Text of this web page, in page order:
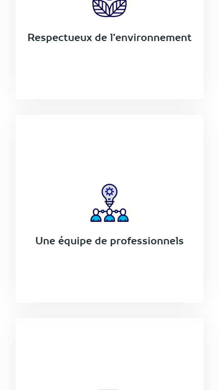
Respectueux de l’environnement
Une équipe de professionnels